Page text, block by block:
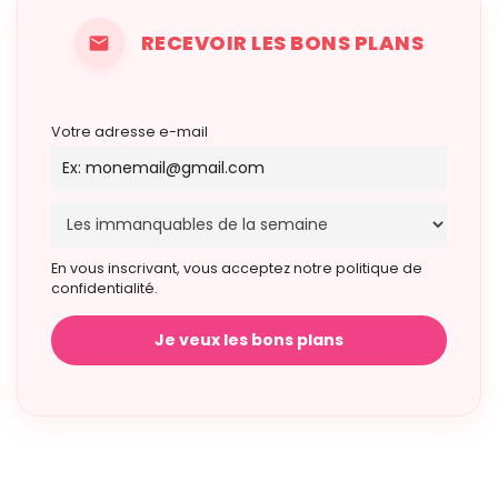
RECEVOIR LES BONS PLANS
Votre adresse e-mail
En vous inscrivant, vous acceptez notre politique de
confidentialité.